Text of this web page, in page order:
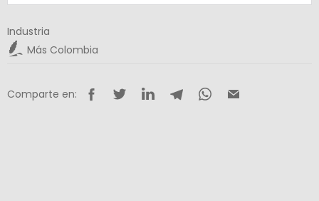
Industria
Más Colombia
Comparte en: